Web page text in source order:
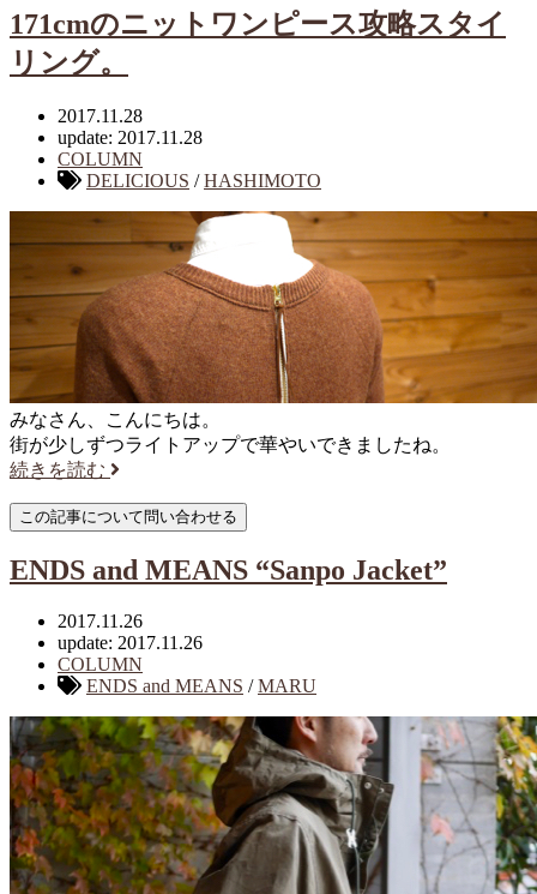
171cmのニットワンピース攻略スタイ
リング。
2017.11.28
update: 2017.11.28
COLUMN
DELICIOUS /HASHIMOTO
みなさん、こんにちは。
街が少しずつライトアップで華やいできましたね。
続きを読む
ENDS and MEANS “Sanpo Jacket”
2017.11.26
update: 2017.11.26
COLUMN
ENDS and MEANS /MARU